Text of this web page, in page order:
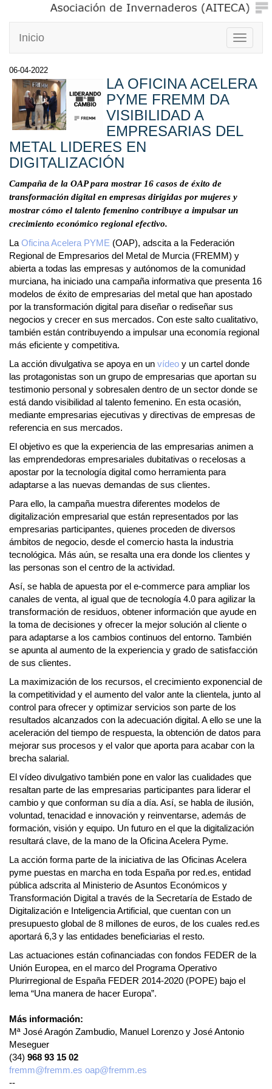
Toggle
Inicio
06-04-2022
LA OFICINA ACELERA
PYME FREMM DA
VISIBILIDAD A
EMPRESARIAS DEL
METAL LIDERES EN
DIGITALIZACIÓN
Campaña de la OAP para mostrar 16 casos de éxito de
transformación digital en empresas dirigidas por mujeres y
mostrar cómo el talento femenino contribuye a impulsar un
crecimiento económico regional efectivo.
La Oficina Acelera PYME (OAP), adscita a la Federación
Regional de Empresarios del Metal de Murcia (FREMM) y
abierta a todas las empresas y autónomos de la comunidad
murciana, ha iniciado una campaña informativa que presenta 16
modelos de éxito de empresarias del metal que han apostado
por la transformación digital para diseñar o rediseñar sus
negocios y crecer en sus mercados. Con este salto cualitativo,
también están contribuyendo a impulsar una economía regional
más eficiente y competitiva.
La acción divulgativa se apoya en un vídeo y un cartel donde
las protagonistas son un grupo de empresarias que aportan su
testimonio personal y sobresalen dentro de un sector donde se
está dando visibilidad al talento femenino. En esta ocasión,
mediante empresarias ejecutivas y directivas de empresas de
referencia en sus mercados.
El objetivo es que la experiencia de las empresarias animen a
las emprendedoras empresariales dubitativas o recelosas a
apostar por la tecnología digital como herramienta para
adaptarse a las nuevas demandas de sus clientes.
Para ello, la campaña muestra diferentes modelos de
digitalización empresarial que están representados por las
empresarias participantes, quienes proceden de diversos
ámbitos de negocio, desde el comercio hasta la industria
tecnológica. Más aún, se resalta una era donde los clientes y
las personas son el centro de la actividad.
Así, se habla de apuesta por el e-commerce para ampliar los
canales de venta, al igual que de tecnología 4.0 para agilizar la
transformación de residuos, obtener información que ayude en
la toma de decisiones y ofrecer la mejor solución al cliente o
para adaptarse a los cambios continuos del entorno. También
se apunta al aumento de la experiencia y grado de satisfacción
de sus clientes.
La maximización de los recursos, el crecimiento exponencial de
la competitividad y el aumento del valor ante la clientela, junto al
control para ofrecer y optimizar servicios son parte de los
resultados alcanzados con la adecuación digital. A ello se une la
aceleración del tiempo de respuesta, la obtención de datos para
mejorar sus procesos y el valor que aporta para acabar con la
brecha salarial.
El vídeo divulgativo también pone en valor las cualidades que
resaltan parte de las empresarias participantes para liderar el
cambio y que conforman su día a día. Así, se habla de ilusión,
voluntad, tenacidad e innovación y reinventarse, además de
formación, visión y equipo. Un futuro en el que la digitalización
resultará clave, de la mano de la Oficina Acelera Pyme.
La acción forma parte de la iniciativa de las Oficinas Acelera
pyme puestas en marcha en toda España por red.es, entidad
pública adscrita al Ministerio de Asuntos Económicos y
Transformación Digital a través de la Secretaría de Estado de
Digitalización e Inteligencia Artificial, que cuentan con un
presupuesto global de 8 millones de euros, de los cuales red.es
aportará 6,3 y las entidades beneficiarias el resto.
Las actuaciones están cofinanciadas con fondos FEDER de la
Unión Europea, en el marco del Programa Operativo
Plurirregional de España FEDER 2014-2020 (POPE) bajo el
lema “Una manera de hacer Europa”.
Más información:
Mª José Aragón Zambudio, Manuel Lorenzo y José Antonio
Meseguer
(34) 968 93 15 02
fremm@fremm.es oap@fremm.es
--